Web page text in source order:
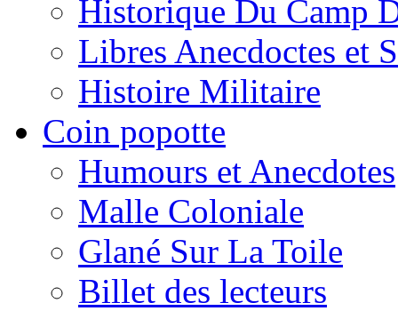
Historique Du Camp
Libres Anecdoctes et
Histoire Militaire
Coin popotte
Humours et Anecdotes
Malle Coloniale
Glané Sur La Toile
Billet des lecteurs